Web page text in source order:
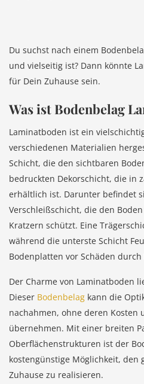
Du suchst nach einem
und vielseitig ist? Dann könnte
für Dein Zuhause sein.
Was ist Bodenbelag
Laminatboden ist ein
verschiedenen Materialien
Schicht, die den sichtbaren
bedruckten Dekorschicht, die in
erhältlich ist. Darunter befindet
Verschleißschicht, die den
Kratzern schützt. Eine
während die unterste Schicht
Bodenplatten vor Schäden
Der Charme von Laminatboden
Dieser Bodenbelag kann die
nachahmen, ohne deren Kosten
übernehmen. Mit einer breiten
Oberflächenstrukturen ist der
kostengünstige Möglichkeit, den
Zuhause zu realisieren.